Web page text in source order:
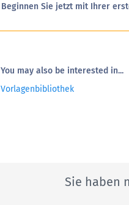
Beginnen Sie jetzt mit Ihrer
You may also be interested in...
Vorlagenbibliothek
Sie haben